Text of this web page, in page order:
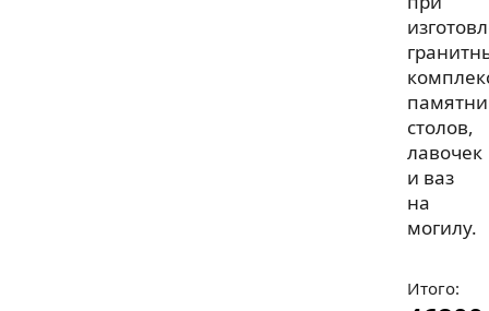
столов,
лавочек
и ваз
на
могилу.
Итого: